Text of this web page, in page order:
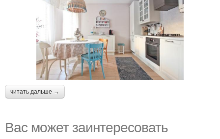
читать дальше →
Вас может заинтересовать